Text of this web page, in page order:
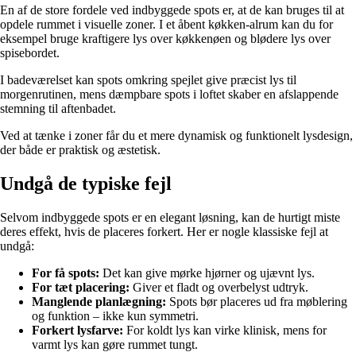
En af de store fordele ved indbyggede spots er, at de kan bruges til at
opdele rummet i visuelle zoner. I et åbent køkken-alrum kan du for
eksempel bruge kraftigere lys over køkkenøen og blødere lys over
spisebordet.
I badeværelset kan spots omkring spejlet give præcist lys til
morgenrutinen, mens dæmpbare spots i loftet skaber en afslappende
stemning til aftenbadet.
Ved at tænke i zoner får du et mere dynamisk og funktionelt lysdesign,
der både er praktisk og æstetisk.
Undgå de typiske fejl
Selvom indbyggede spots er en elegant løsning, kan de hurtigt miste
deres effekt, hvis de placeres forkert. Her er nogle klassiske fejl at
undgå:
For få spots: Det kan give mørke hjørner og ujævnt lys.
For tæt placering: Giver et fladt og overbelyst udtryk.
Manglende planlægning: Spots bør placeres ud fra møblering
og funktion – ikke kun symmetri.
Forkert lysfarve: For koldt lys kan virke klinisk, mens for
varmt lys kan gøre rummet tungt.